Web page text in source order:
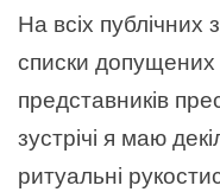
На всіх публічних
списки допущених
представників
зустрічі я маю
ритуальні